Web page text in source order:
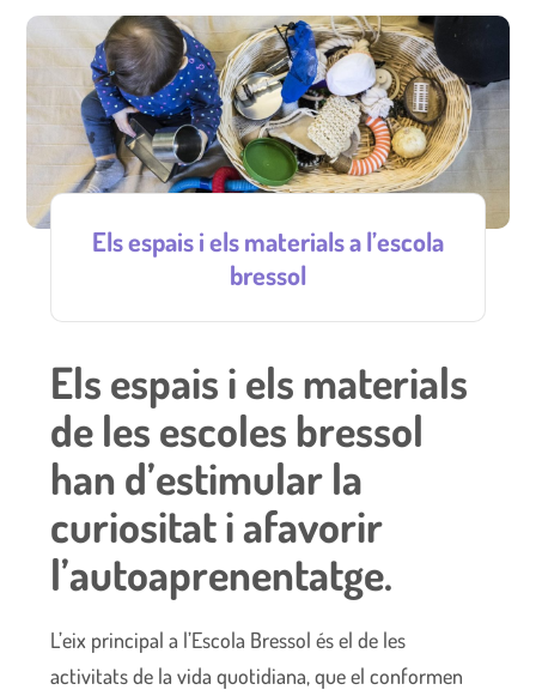
Els espais i els materials a l’escola
bressol
Els espais i els materials
de les escoles bressol
han d’estimular la
curiositat i afavorir
l’autoaprenentatge.
L’eix principal a l’Escola Bressol és el de les
activitats de la vida quotidiana, que el conformen